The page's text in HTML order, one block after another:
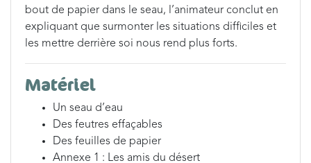
bout de papier dans le seau, l’animateur conclut en
expliquant que surmonter les situations difficiles et
les mettre derrière soi nous rend plus forts.
Matériel
Un seau d’eau
Des feutres effaçables
Des feuilles de papier
Annexe 1 : Les amis du désert